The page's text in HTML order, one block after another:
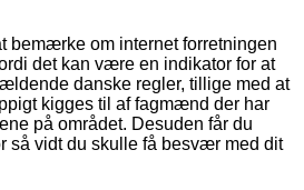
bemærke om internet forretningen
det kan være en indikator for at
danske regler, tillige med at
kigges til af fagmænd der har
på området. Desuden får du
så vidt du skulle få besvær med dit